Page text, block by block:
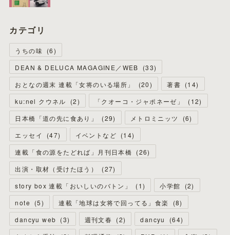
カテゴリ
うちの味 (6)
DEAN & DELUCA MAGAGINE／WEB
(33)
おとなの週末 連載「女将のいる場所」
(20) 著書 (14)
ku:nel クウネル
(2) 「クオーコ・ジャポネーゼ」 (12)
日本橋「道の先に食あり」
(29) メトロミニッツ (6)
エッセイ
(47) イベントなど (14)
連載「食の源をたどれば」月刊日本橋 (26)
出演・取材（受けたほう）
(27)
story box 連載「おいしいのバトン」
(1) 小学館 (2)
note
(5) 連載「地球は女将で回ってる」食楽 (8)
dancyu web (3) 週刊文春 (2) dancyu (64)